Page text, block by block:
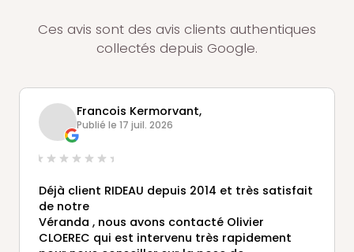
Ces avis sont des avis clients authentiques
collectés depuis Google.
Francois Kermorvant,
Publié le 17 juil. 2026
Déjà client RIDEAU depuis 2014 et très satisfait
de notre
Véranda , nous avons contacté Olivier
CLOEREC qui est intervenu très rapidement